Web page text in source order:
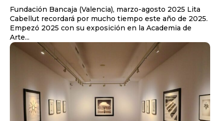
Fundación Bancaja (Valencia), marzo-agosto 2025 Lita
Cabellut recordará por mucho tiempo este año de 2025.
Empezó 2025 con su exposición en la Academia de
Arte...